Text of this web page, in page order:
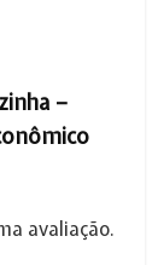
–
avaliação.